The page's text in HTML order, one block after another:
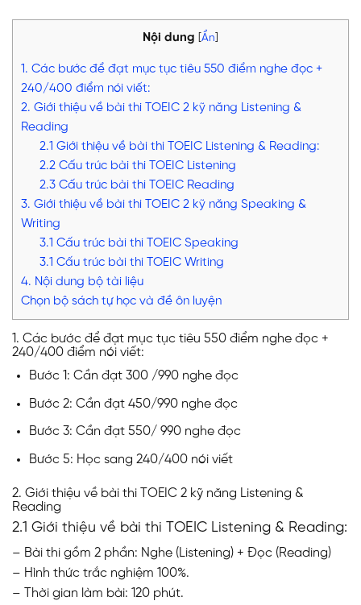
Nội dung Ẩn
1. Các bước để đạt mục tục tiêu 550 điểm nghe đọc +
240/400 điểm nói viết:
2. Giới thiệu về bài thi TOEIC 2 kỹ năng Listening &
Reading
2.1 Giới thiệu về bài thi TOEIC Listening & Reading:
2.2 Cấu trúc bài thi TOEIC Listening
2.3 Cấu trúc bài thi TOEIC Reading
3. Giới thiệu về bài thi TOEIC 2 kỹ năng Speaking &
Writing
3.1 Cấu trúc bài thi TOEIC Speaking
3.1 Cấu trúc bài thi TOEIC Writing
4. Nội dung bộ tài liệu
Chọn bộ sách tự học và đề ôn luyện
1. Các bước để đạt mục tục tiêu 550 điểm nghe đọc +
240/400 điểm nói viết:
Bước 1: Cần đạt 300 /990 nghe đọc
Bước 2: Cần đạt 450/990 nghe đọc
Bước 3: Cần đạt 550/ 990 nghe đọc
Bước 5: Học sang 240/400 nói viết
2. Giới thiệu về bài thi TOEIC 2 kỹ năng Listening &
Reading
2.1 Giới thiệu về bài thi TOEIC Listening & Reading:
– Bài thi gồm 2 phần: Nghe (Listening) + Đọc (Reading)
– Hình thức trắc nghiệm 100%.
– Thời gian làm bài: 120 phút.